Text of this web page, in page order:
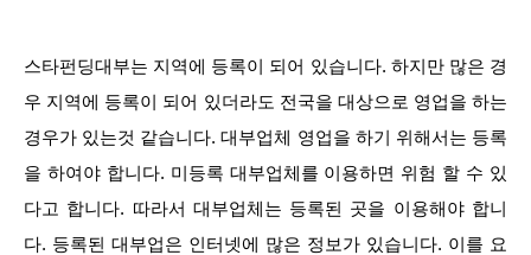
스타펀딩대부는 지역에 등록이 되어 있습니다. 하지만 많은 경
우 지역에 등록이 되어 있더라도 전국을 대상으로 영업을 하는
경우가 있는것 같습니다. 대부업체 영업을 하기 위해서는 등록
을 하여야 합니다. 미등록 대부업체를 이용하면 위험 할 수 있
다고 합니다. 따라서 대부업체는 등록된 곳을 이용해야 합니
다. 등록된 대부업은 인터넷에 많은 정보가 있습니다. 이를 요